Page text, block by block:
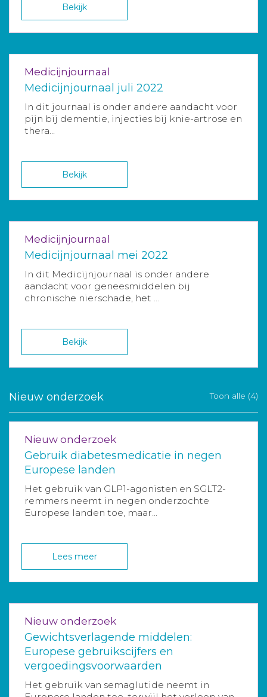
Bekijk
Medicijnjournaal
Medicijnjournaal juli 2022
In dit journaal is onder andere aandacht voor
pijn bij dementie, injecties bij knie-artrose en
thera...
Bekijk
Medicijnjournaal
Medicijnjournaal mei 2022
In dit Medicijnjournaal is onder andere
aandacht voor geneesmiddelen bij
chronische nierschade, het ...
Bekijk
Nieuw onderzoek Toon alle (4)
Nieuw onderzoek
Gebruik diabetesmedicatie in negen
Europese landen
Het gebruik van GLP1-agonisten en SGLT2-
remmers neemt in negen onderzochte
Europese landen toe, maar...
Lees meer
Nieuw onderzoek
Gewichtsverlagende middelen:
Europese gebruikscijfers en
vergoedingsvoorwaarden
Het gebruik van semaglutide neemt in